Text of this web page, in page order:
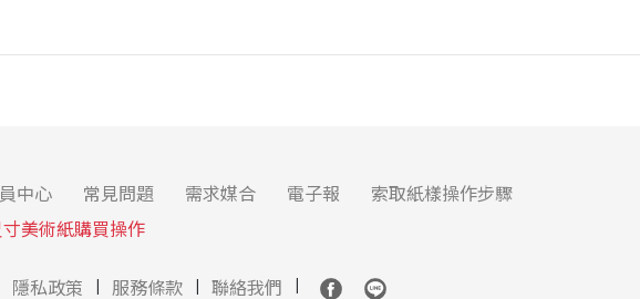
中心 常見問題 需求媒合 電子報
索取紙樣操作步驟
美術紙購買操作
隱私政策 服務條款 聯絡我們